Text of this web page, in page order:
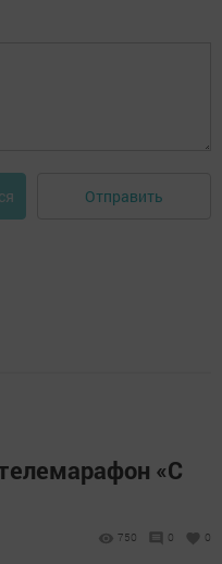
Отправить
«С
750 0 0